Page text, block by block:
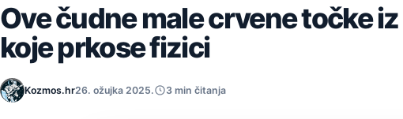
Ove čudne male crvene točke
koje prkose fizici
Kozmos.hr26. ožujka 2025. 3 min čitanja